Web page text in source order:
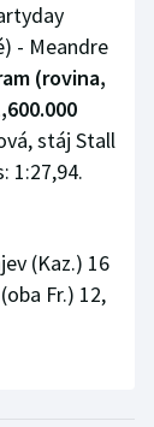
- Meandre
(rovina,
stáj Stall
1:27,94.
(Kaz.) 16
Fr.) 12,